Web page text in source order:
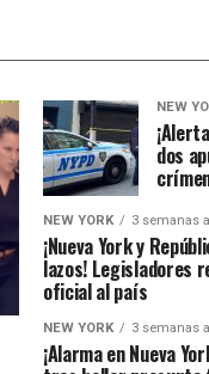
NEW
dos
NEW YORK 3 semanas
¡Nueva York y
lazos! Legisladores
oficial al país
NEW YORK 3 semanas
¡Alarma en Nueva